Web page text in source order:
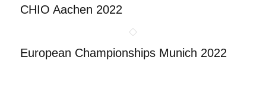
CHIO Aachen 2022
European Championships Munich 2022